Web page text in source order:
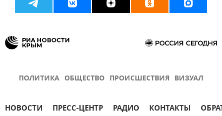
ПОЛИТИКА ОБЩЕСТВО ПРОИСШЕСТВИЯ ВИЗУАЛ
НОВОСТИ ПРЕСС-ЦЕНТР РАДИО КОНТАКТЫ